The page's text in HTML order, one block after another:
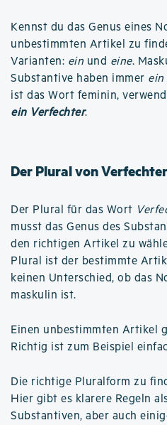
Kennst du das Genus eines
unbestimmten Artikel zu
Varianten: ein und eine.
Substantive haben immer ein
ist das Wort feminin,
ein Verfechter.
Der Plural von Verfechter
Der Plural für das Wort
musst das Genus des
den richtigen Artikel zu
Plural ist der bestimmte
keinen Unterschied, ob das
maskulin ist.
Einen unbestimmten Artikel
Richtig ist zum Beispiel
Die richtige Pluralform zu
Hier gibt es klarere Regeln
Substantiven, aber auch